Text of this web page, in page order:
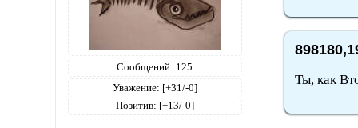
Сообщений: 125
Уважение: [+31/-0]
Позитив: [+13/-0]
Ты, как